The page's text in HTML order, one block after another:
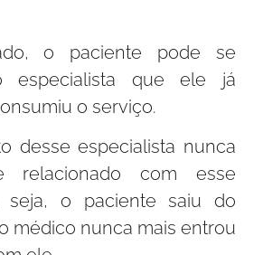
o paciente pode se
especialista que ele já
o serviço.
desse especialista nunca
relacionado com esse
seja, o paciente saiu do
médico nunca mais entrou